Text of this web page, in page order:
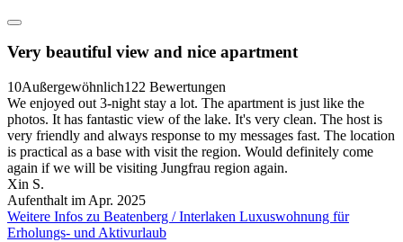
Very beautiful view and nice apartment
10Außergewöhnlich122 Bewertungen
We enjoyed out 3-night stay a lot. The apartment is just like the
photos. It has fantastic view of the lake. It's very clean. The host is
very friendly and always response to my messages fast. The location
is practical as a base with visit the region. Would definitely come
again if we will be visiting Jungfrau region again.
Xin S.
Aufenthalt im Apr. 2025
Weitere Infos zu Beatenberg / Interlaken Luxuswohnung für
Erholungs- und Aktivurlaub